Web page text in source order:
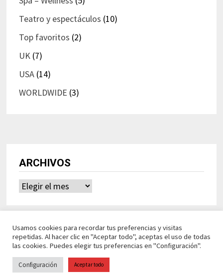
Teatro y espectáculos (10)
Top favoritos (2)
UK(7)
USA(14)
WORLDWIDE (3)
ARCHIVOS
Archivos
Usamos cookies para recordar tus preferencias y visitas
repetidas. Al hacer clic en "Aceptar todo", aceptas el uso de todas
las cookies. Puedes elegir tus preferencias en "Configuración".
Configuración Aceptar todo